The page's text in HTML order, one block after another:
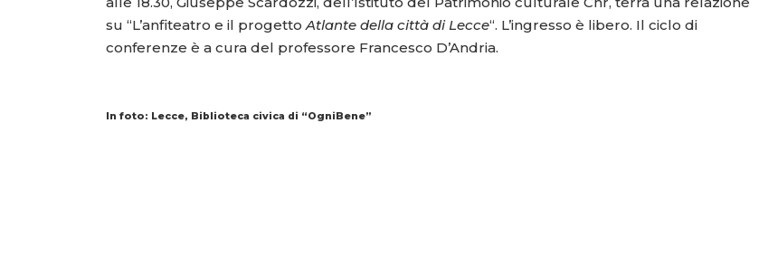
su “L’anfiteatro e il progettoAtlante della città di Lecce“. L’ingresso è libero. Il ciclo di
conferenze è a cura del professore Francesco D’Andria.
In foto: Lecce, Biblioteca civica di “OgniBene”